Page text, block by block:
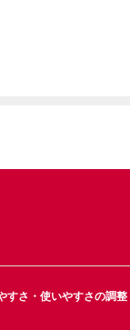
すさ・使いやすさの調整